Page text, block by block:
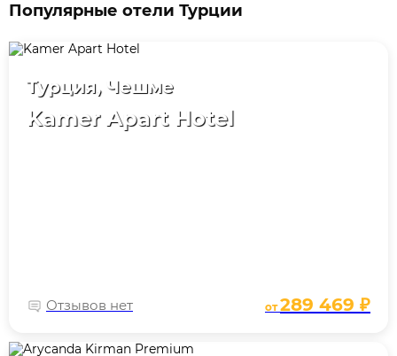
Популярные отели Турции
Турция, Чешме
Kamer Apart Hotel
Отзывов нет от289 469 ₽